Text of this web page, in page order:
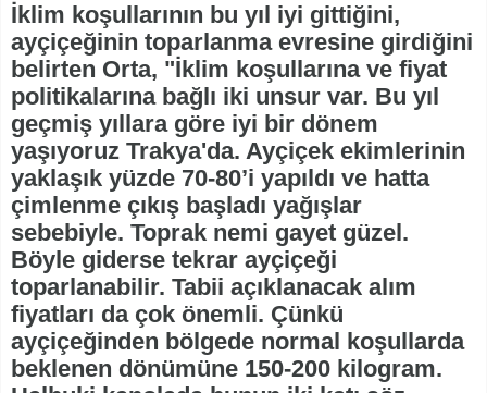
İklim koşullarının bu yıl iyi gittiğini,
ayçiçeğinin toparlanma evresine girdiğini
belirten Orta, "İklim koşullarına ve fiyat
politikalarına bağlı iki unsur var. Bu yıl
geçmiş yıllara göre iyi bir dönem
yaşıyoruz Trakya'da. Ayçiçek ekimlerinin
yaklaşık yüzde 70-80’i yapıldı ve hatta
çimlenme çıkış başladı yağışlar
sebebiyle. Toprak nemi gayet güzel.
Böyle giderse tekrar ayçiçeği
toparlanabilir. Tabii açıklanacak alım
fiyatları da çok önemli. Çünkü
ayçiçeğinden bölgede normal koşullarda
beklenen dönümüne 150-200 kilogram.